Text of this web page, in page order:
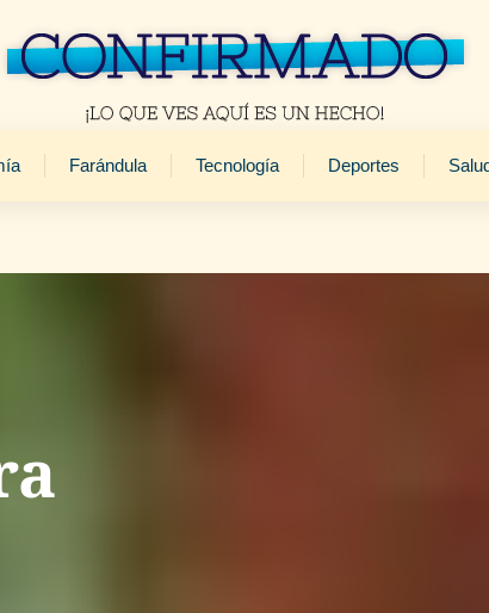
Farándula Tecnología Deportes